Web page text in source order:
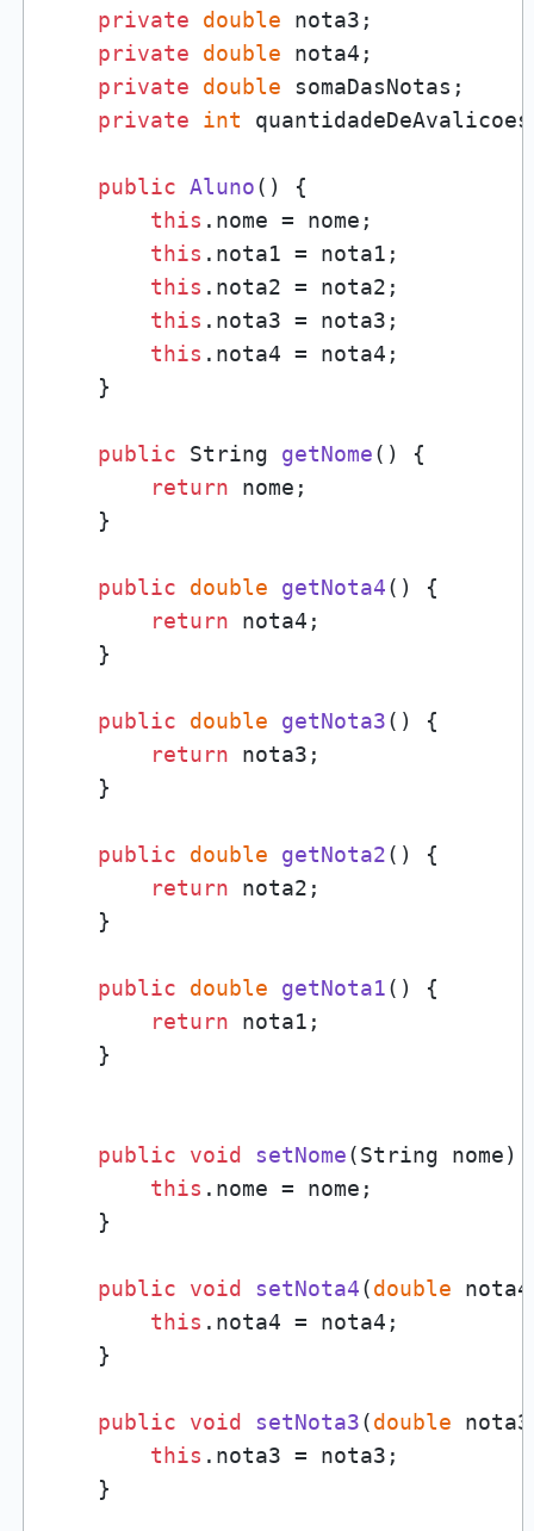
private
double nota3;
private
double nota4;
private
double somaDasNotas;
private
int
public Aluno()
{
this .nome = nome;
this .nota1 = nota1;
this .nota2 = nota2;
this .nota3 = nota3;
this .nota4 = nota4;
    }
public String getNome()
{
return nome;
    }
public double getNota4()
{
return nota4;
    }
public double getNota3()
{
return nota3;
    }
public double getNota2()
{
return nota2;
    }
public double getNota1()
{
return nota1;
    }
public void setNome(String nome)
this .nome = nome;
    }
public void setNota4(double nota4
this .nota4 = nota4;
    }
public void setNota3(double nota3
this .nota3 = nota3;
    }